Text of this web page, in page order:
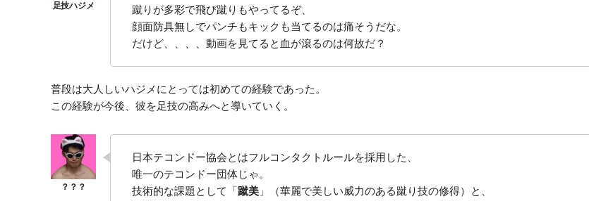
蹴りが多彩で飛び蹴りもやってるぞ、
顔面防具無しでパンチもキックも当てるのは痛そうだな。
だけど、、、、動画を見てると血が滾るのは何故だ？
普段は大人しいハジメにとっては初めての経験であった。
この経験が今後、彼を足技の高みへと導いていく。
日本テコンドー協会とはフルコンタクトルールを採用した、
唯一のテコンドー団体じゃ。
技術的な課題として「蹴美 」（華麗で美しい威力のある蹴り技の修得）と、